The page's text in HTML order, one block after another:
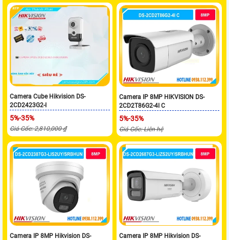
Camera Cube Hikvision DS-
2CD2423G2-I
5%-35%
Giá Gốc: 2,810,000 ₫
Camera IP 8MP HIKVISION DS-
2CD2T86G2-4I C
5%-35%
Giá Gốc: Liên hệ
Camera IP 8MP Hikvision DS-
Camera IP 8MP Hikvision DS-